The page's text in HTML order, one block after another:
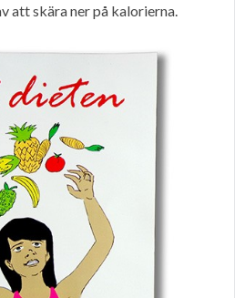
att skära ner på kalorierna.